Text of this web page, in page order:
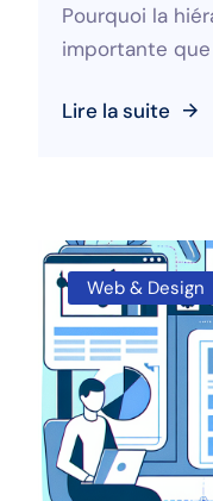
Pourquoi la
importante
Lire la suite
Web & Design